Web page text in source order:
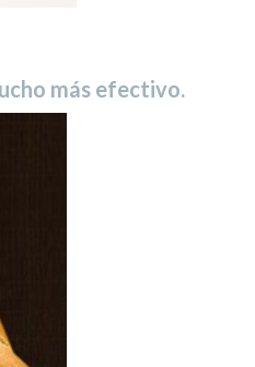
más efectivo.